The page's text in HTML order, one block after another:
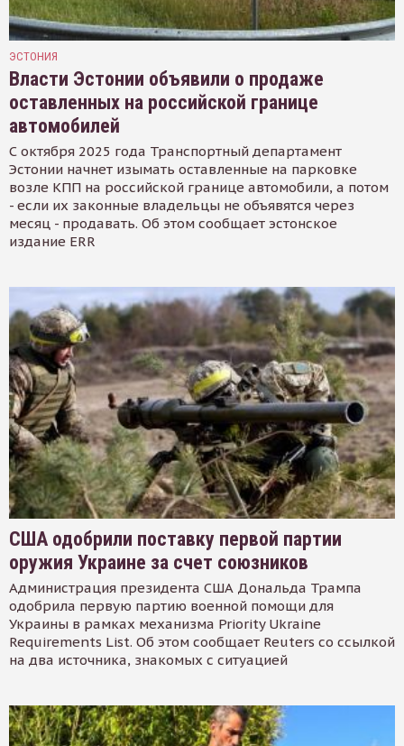
ЭСТОНИЯ
Власти Эстонии объявили о продаже
оставленных на российской границе
автомобилей
С октября 2025 года Транспортный департамент
Эстонии начнет изымать оставленные на парковке
возле КПП на российской границе автомобили, а потом
- если их законные владельцы не объявятся через
месяц - продавать. Об этом сообщает эстонское
издание ERR
США одобрили поставку первой партии
оружия Украине за счет союзников
Администрация президента США Дональда Трампа
одобрила первую партию военной помощи для
Украины в рамках механизма Priority Ukraine
Requirements List. Об этом сообщает Reuters со ссылкой
на два источника, знакомых с ситуацией